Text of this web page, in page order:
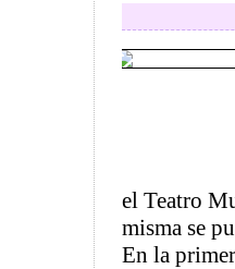
el Teatro
misma se
En la